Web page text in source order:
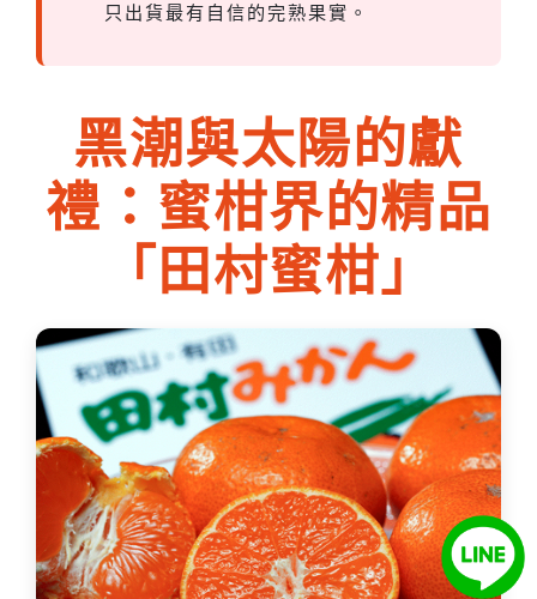
只出貨最有自信的完熟果實。
黑潮與太陽的獻
禮：蜜柑界的精品
「田村蜜柑」